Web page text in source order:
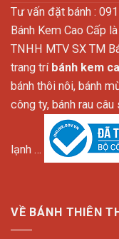
Tư vấn đặt bánh :
Bánh Kem Cao Cấp
TNHH MTV SX TM
trang trí bánh kem
bánh thôi nôi, bánh
công ty, bánh rau
lạnh …
VỀ BÁNH THIÊN